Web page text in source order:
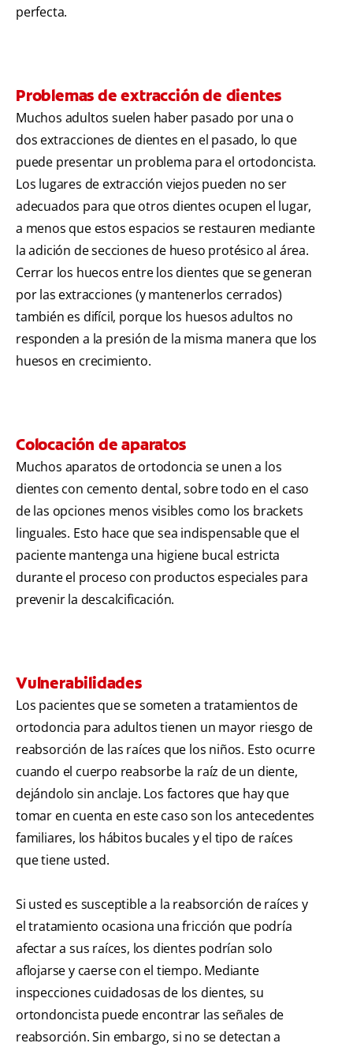
perfecta.
Problemas de extracción de dientes
Muchos adultos suelen haber pasado por una o
dos extracciones de dientes en el pasado, lo que
puede presentar un problema para el ortodoncista.
Los lugares de extracción viejos pueden no ser
adecuados para que otros dientes ocupen el lugar,
a menos que estos espacios se restauren mediante
la adición de secciones de hueso protésico al área.
Cerrar los huecos entre los dientes que se generan
por las extracciones (y mantenerlos cerrados)
también es difícil, porque los huesos adultos no
responden a la presión de la misma manera que los
huesos en crecimiento.
Colocación de aparatos
Muchos aparatos de ortodoncia se unen a los
dientes con cemento dental, sobre todo en el caso
de las opciones menos visibles como los brackets
linguales. Esto hace que sea indispensable que el
paciente mantenga una higiene bucal estricta
durante el proceso con productos especiales para
prevenir la descalcificación.
Vulnerabilidades
Los pacientes que se someten a tratamientos de
ortodoncia para adultos tienen un mayor riesgo de
reabsorción de las raíces que los niños. Esto ocurre
cuando el cuerpo reabsorbe la raíz de un diente,
dejándolo sin anclaje. Los factores que hay que
tomar en cuenta en este caso son los antecedentes
familiares, los hábitos bucales y el tipo de raíces
que tiene usted.
Si usted es susceptible a la reabsorción de raíces y
el tratamiento ocasiona una fricción que podría
afectar a sus raíces, los dientes podrían solo
aflojarse y caerse con el tiempo. Mediante
inspecciones cuidadosas de los dientes, su
ortondoncista puede encontrar las señales de
reabsorción. Sin embargo, si no se detectan a